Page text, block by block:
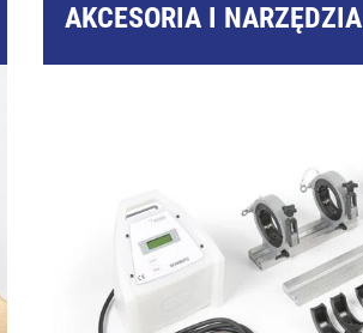
AKCESORIA I NARZĘDZIA